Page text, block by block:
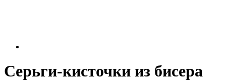
Серьги-кисточки из бисера